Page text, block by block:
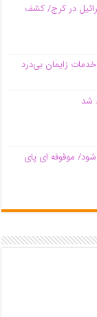
در کرج/‌ کشف
شد
موقوفه ای پای